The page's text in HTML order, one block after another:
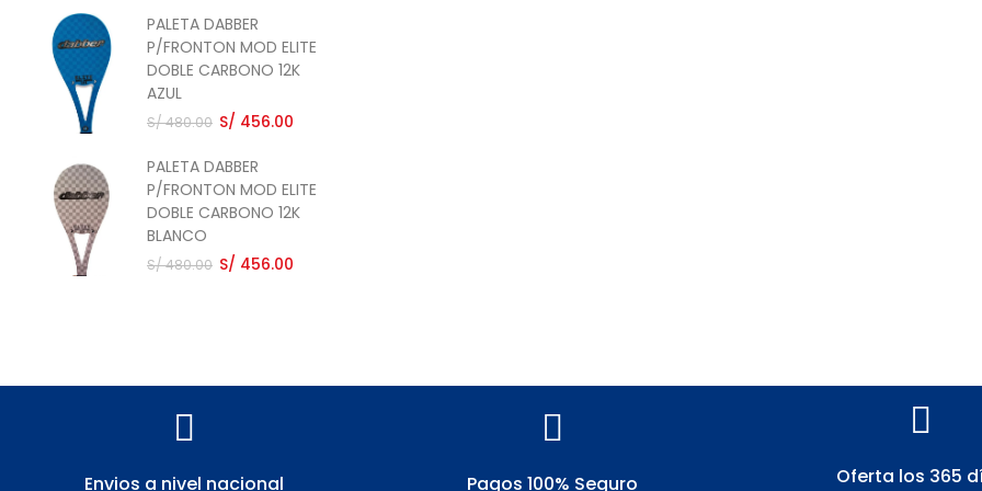
PALETA DABBER
P/FRONTON MOD ELITE
DOBLE CARBONO 12K
AZUL
S/ 480.00 S/ 456.00
PALETA DABBER
P/FRONTON MOD ELITE
DOBLE CARBONO 12K
BLANCO
S/ 480.00 S/ 456.00
Envios a nivel nacional​ Pagos 100% Seguro Oferta los 365